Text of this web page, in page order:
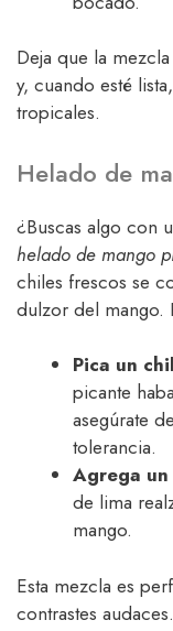
Deja que la
y, cuando esté
tropicales.
Helado de
¿Buscas algo con
helado de mango
chiles frescos se
dulzor del mango.
Pica un
picante
asegúrate
tolerancia.
Agrega
de lima
mango.
Esta mezcla es
contrastes